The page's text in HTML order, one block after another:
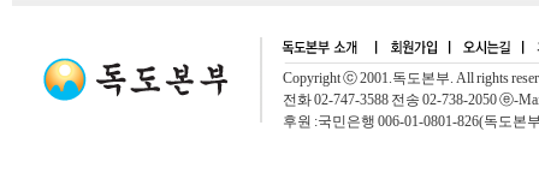
Copyright ⓒ 2001.독도본부. All rights
전화 02-747-3588 전송 02-738-2050 ⓔ-
후원 :국민은행 006-01-0801-826(독도본